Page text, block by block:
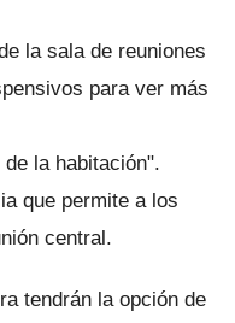
la sala de reuniones
para ver más
la habitación".
que permite a los
central.
tendrán la opción de